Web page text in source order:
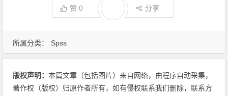
赞0 分享
所属分类： Spss
版权声明：本篇文章（包括图片）来自网络，由程序自动采集，
著作权（版权）归原作者所有，如有侵权联系我们删除，联系方